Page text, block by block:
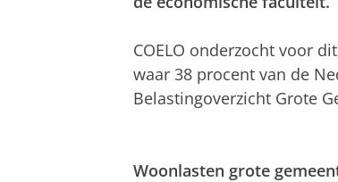
COELO onderzocht voor
waar 38 procent van de
Belastingoverzicht Grote
Woonlasten grote